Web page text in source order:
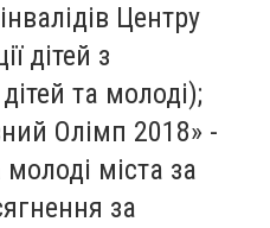
Центру
дітей з
та молоді);
Олімп 2018» -
міста за
за